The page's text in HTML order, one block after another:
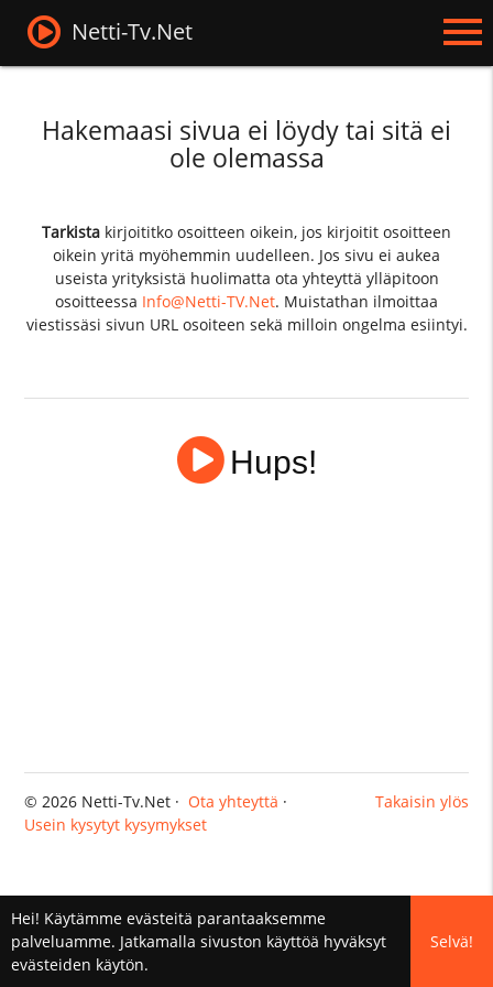
Netti-Tv.Net
Hakemaasi sivua ei löydy tai sitä ei
ole olemassa
Tarkista kirjoititko osoitteen oikein, jos kirjoitit osoitteen
oikein yritä myöhemmin uudelleen. Jos sivu ei aukea
useista yrityksistä huolimatta ota yhteyttä ylläpitoon
osoitteessa Info@Netti-TV.Net. Muistathan ilmoittaa
viestissäsi sivun URL osoiteen sekä milloin ongelma esiintyi.
Hups!
Takaisin ylös
© 2026 Netti-Tv.Net ·Ota yhteyttä ·
Usein kysytyt kysymykset
Hei! Käytämme evästeitä parantaaksemme
palveluamme. Jatkamalla sivuston käyttöä hyväksyt
evästeiden käytön.
Selvä!